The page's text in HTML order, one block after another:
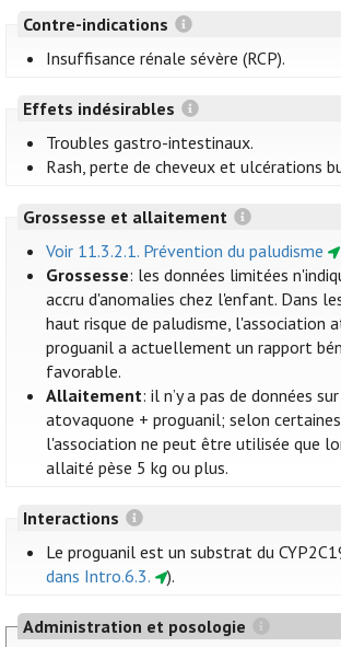
Contre-indications
Insuffisance rénale sévère (RCP).
Effets indésirables
Troubles gastro-intestinaux.
Rash, perte de cheveux et ulcérations
Grossesse et allaitement
Voir 11.3.2.1. Prévention du paludisme
Grossesse: les données limitées
accru d'anomalies chez l'enfant. Dans
haut risque de paludisme, l'association
proguanil a actuellement un rapport
favorable.
Allaitement: il n’y a pas de données
atovaquone + proguanil; selon certaines
l'association ne peut être utilisée que
allaité pèse 5 kg ou plus.
Interactions
Le proguanil est un substrat du
dans Intro.6.3.
).
Administration et posologie